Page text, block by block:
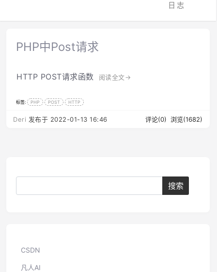
日志
PHP中Post请求
HTTP POST请求函数 阅读全文→
标签: PHP POST HTTP
Deri 发布于 2022-01-13 16:46 评论(0) 浏览(1682)
CSDN
凡人AI